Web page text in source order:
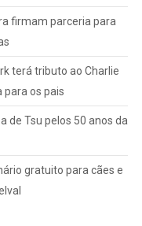
firmam parceria para
terá tributo ao Charlie
para os pais
de Tsu pelos 50 anos da
gratuito para cães e